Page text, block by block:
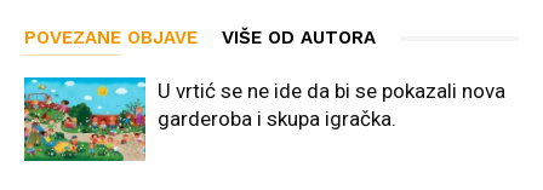
POVEZANE OBJAVE VIŠE OD AUTORA
U vrtić se ne ide da bi se pokazali nova
garderoba i skupa igračka.